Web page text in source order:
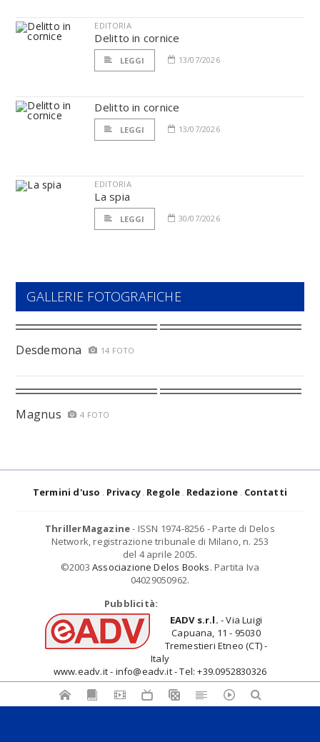
EDITORIA
Delitto in cornice
LEGGI 13/07/2026
Delitto in cornice
LEGGI 13/07/2026
EDITORIA
La spia
LEGGI 30/07/2026
GALLERIE FOTOGRAFICHE
Desdemona 14 FOTO
Magnus 4 FOTO
Termini d'uso Privacy Regole Redazione Contatti
ThrillerMagazine- ISSN 1974-8256 - Parte di Delos
Network, registrazione tribunale di Milano, n. 253
del 4 aprile 2005.
©2003 Associazione Delos Books. Partita Iva
04029050962.
Pubblicità:
EADV s.r.l. - Via Luigi
Capuana, 11 - 95030
Tremestieri Etneo (CT) -
Italy
www.eadv.it - info@eadv.it - Tel: +39.0952830326